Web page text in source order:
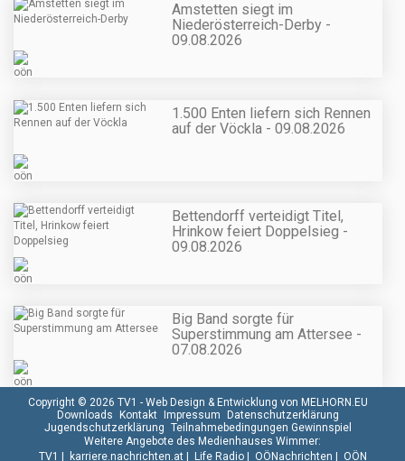
Amstetten siegt im
Niederösterreich-Derby -
09.08.2026
1.500 Enten liefern sich Rennen
auf der Vöckla - 09.08.2026
Bettendorff verteidigt Titel,
Hrinkow feiert Doppelsieg -
09.08.2026
Big Band sorgte für
Superstimmung am Attersee -
07.08.2026
Copyright © 2026 TV1 - Web Design & Entwicklung von MELHORN.EU
Downloads
Kontakt Impressum
Datenschutzerklärung
Jugendschutzerklärung Teilnahmebedingungen Gewinnspiel
Weitere Angebote des Medienhauses Wimmer:
TV1
karriere.nachrichten.at| Life Radio| OÖNachrichten OÖN